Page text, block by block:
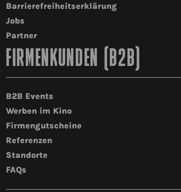
Barrierefreiheitserklärung
Jobs
Partner
FIRMENKUNDEN (B2B)
B2B Events
Werben im Kino
Firmengutscheine
Referenzen
Standorte
FAQs